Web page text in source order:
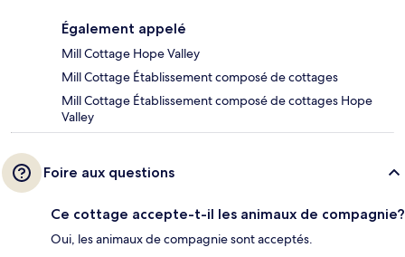
Également appelé
Mill Cottage Hope Valley
Mill Cottage Établissement composé de cottages
Mill Cottage Établissement composé de cottages Hope
Valley
Foire aux questions
Ce cottage accepte-t-il les animaux de compagnie?
Oui, les animaux de compagnie sont acceptés.